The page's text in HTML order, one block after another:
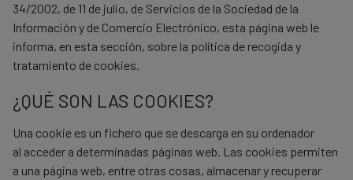
34/2002, de 11 de julio, de Servicios de la Sociedad de la
Información y de Comercio Electrónico, esta página web le
informa, en esta sección, sobre la política de recogida y
tratamiento de cookies.
¿QUÉ SON LAS COOKIES?
Una cookie es un fichero que se descarga en su ordenador
al acceder a determinadas páginas web. Las cookies permiten
a una página web, entre otras cosas, almacenar y recuperar